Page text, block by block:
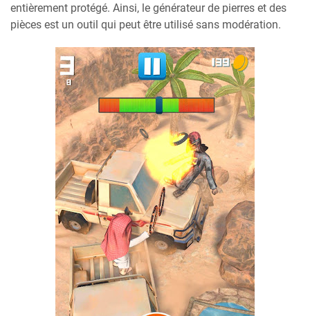
entièrement protégé. Ainsi, le générateur de pierres et des
pièces est un outil qui peut être utilisé sans modération.